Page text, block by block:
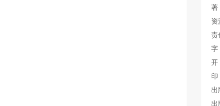
著
资
责
出
出